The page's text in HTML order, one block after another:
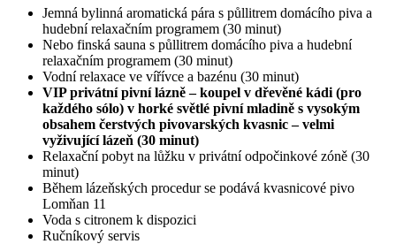
Jemná bylinná aromatická pára s půllitrem domácího piva a
hudební relaxačním programem (30 minut)
Nebo finská sauna s půllitrem domácího piva a hudební
relaxačním programem (30 minut)
Vodní relaxace ve vířívce a bazénu (30 minut)
VIP privátní pivní lázně – koupel v dřevěné kádi (pro
každého sólo) v horké světlé pivní mladině s vysokým
obsahem čerstvých pivovarských kvasnic – velmi
vyživující lázeň (30 minut)
Relaxační pobyt na lůžku v privátní odpočinkové zóně (30
minut)
Během lázeňských procedur se podává kvasnicové pivo
Lomňan 11
Voda s citronem k dispozici
Ručníkový servis